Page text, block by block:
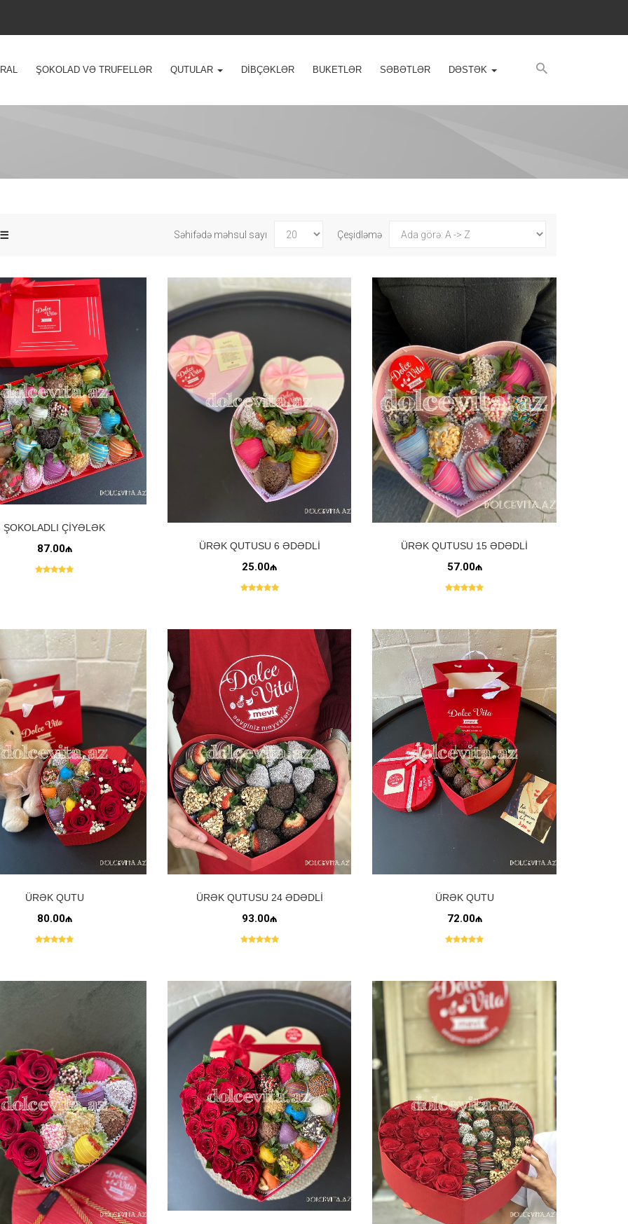
ŞOKOLAD VƏ TRUFELLƏR QUTULAR DIBÇƏKLƏR BUKETLƏR SƏBƏTLƏR DƏSTƏK
Çeşidləmə
Səhifədə məhsul sayı
ŞOKOLADLI ÇIYƏLƏK
87.00₼ ÜRƏK QUTUSU 6 ƏDƏDLI
25.00₼
ÜRƏK QUTUSU 15 ƏDƏDLI
57.00₼
ÜRƏK QUTU
80.00₼
ÜRƏK QUTUSU 24 ƏDƏDLI
93.00₼
ÜRƏK QUTU
72.00₼